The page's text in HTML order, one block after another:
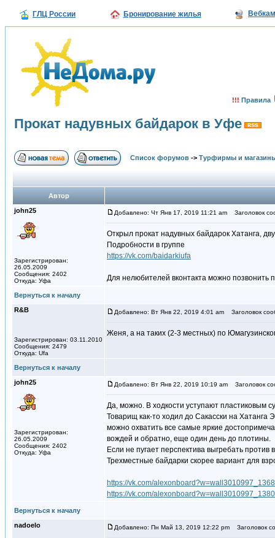
ГЛЦ России Бронирование жилья
!!! Правила
Прокат надувных байдарок в Уфе
Список форумов -> Турфирмы и
Автор
john25
Зарегистрирован:
26.05.2009
Сообщения: 2402
Откуда: Уфа
Добавлено: Чт Янв 17, 2019 11:21 am Заголовок
Открыл прокат надувных байдарок Хатанга,
Подробности в группе
https://vk.com/baidarkiufa
Для нелюбителей вконтакта можно позвонить
Вернуться к началу
R&B
Зарегистрирован: 03.11.2010
Сообщения: 2479
Откуда: Ufa
Добавлено: Вт Янв 22, 2019 4:01 am Заголовок
Женя, а на таких (2-3 местных) по
Вернуться к началу
john25
Зарегистрирован:
26.05.2009
Сообщения: 2402
Откуда: Уфа
Добавлено: Вт Янв 22, 2019 10:19 am Заголовок
Да, можно. В ходкости уступают пластиковым
Товарищ как-то ходил до Сакасски на Хатанга
можно охватить все самые яркие
вождей и обратно, еще один день до плотины.
Если не пугает перспектива выгребать против
Трехместные байдарки скорее вариант для
https://vk.com/alexonboard?w=wall3010997_1368
https://vk.com/alexonboard?w=wall3010997_1380
Вернуться к началу
nadoelo
Добавлено: Пн Май 13, 2019 12:22 pm Заголовок